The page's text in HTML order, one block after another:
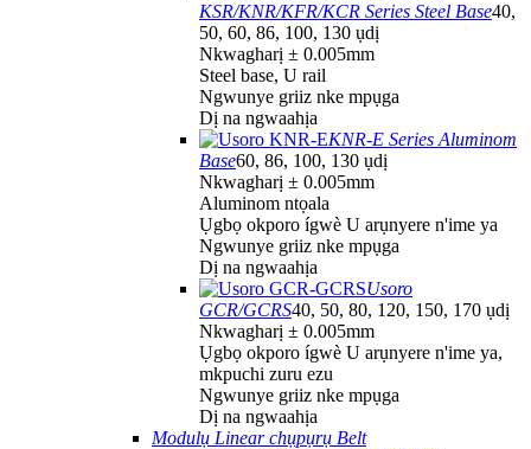
KSR/KNR/KFR/KCR Series Steel Base40,
50, 60, 86, 100, 130 ụdị
Nkwagharị ± 0.005mm
Steel base, U rail
Ngwunye griiz nke mpụga
Dị na ngwaahịa
KNR-E Series Aluminom
Base60, 86, 100, 130 ụdị
Nkwagharị ± 0.005mm
Aluminom ntọala
Ụgbọ okporo ígwè U arụnyere n'ime ya
Ngwunye griiz nke mpụga
Dị na ngwaahịa
Usoro
GCR/GCRS40, 50, 80, 120, 150, 170 ụdị
Nkwagharị ± 0.005mm
Ụgbọ okporo ígwè U arụnyere n'ime ya,
mkpuchi zuru ezu
Ngwunye griiz nke mpụga
Dị na ngwaahịa
Modulụ Linear chụpụrụ Belt